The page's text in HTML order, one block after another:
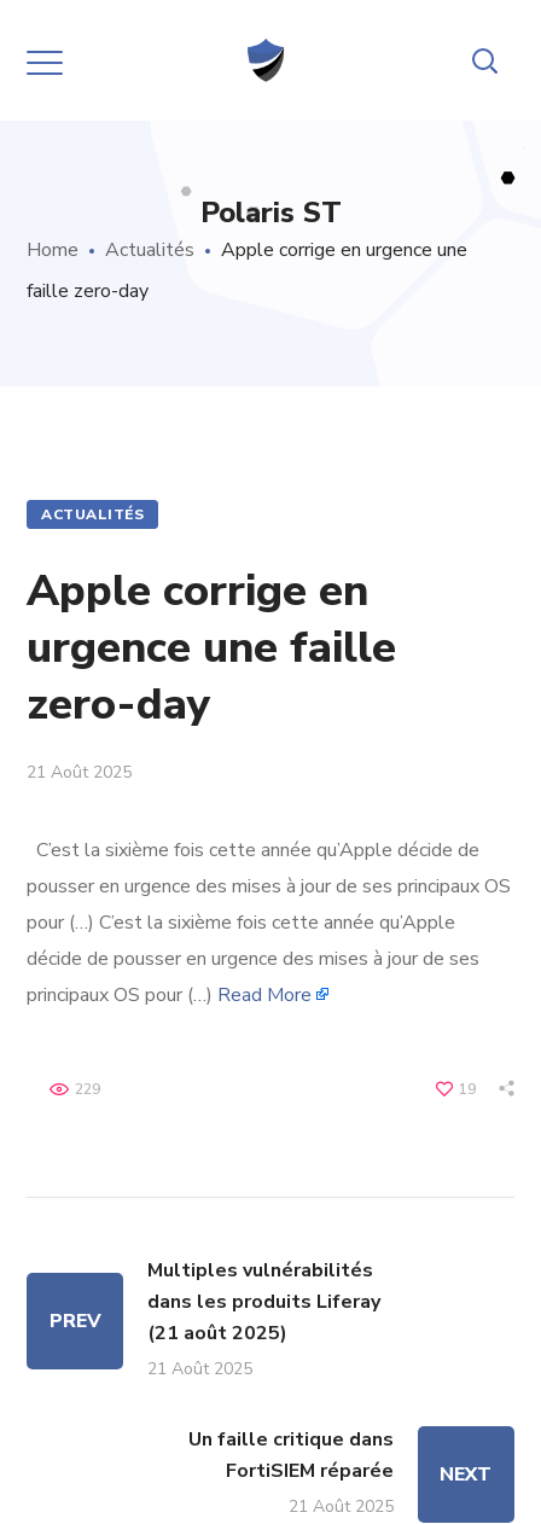
Polaris ST
Home Actualités
Apple corrige en urgence une
faille zero-day
ACTUALITÉS
Apple corrige en
urgence une faille
zero-day
21 Août 2025
C’est la sixième fois cette année qu’Apple décide de
pousser en urgence des mises à jour de ses principaux OS
pour (…) C’est la sixième fois cette année qu’Apple
décide de pousser en urgence des mises à jour de ses
principaux OS pour (…) Read More
19
229
PREV
Multiples vulnérabilités
dans les produits Liferay
(21 août 2025)
21 Août 2025
Un faille critique dans
FortiSIEM réparée
21 Août 2025
NEXT